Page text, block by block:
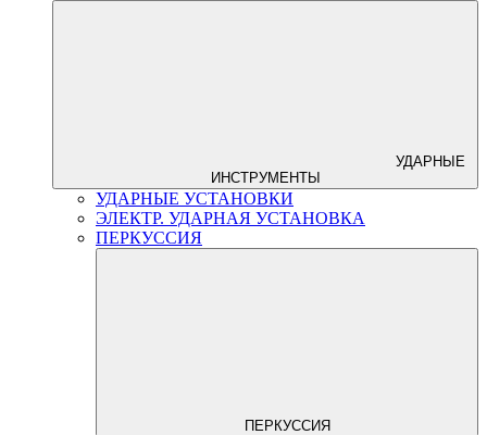
УДАРНЫЕ
ИНСТРУМЕНТЫ
УДАРНЫЕ УСТАНОВКИ
ЭЛЕКТР. УДАРНАЯ УСТАНОВКА
ПЕРКУССИЯ
ПЕРКУССИЯ